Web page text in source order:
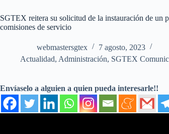
SGTEX reitera su solicitud de la instauración de un
comisiones de servicio
webmastersgtex
7 agosto, 2023
Actualidad, Administración, SGTEX
Envíaselo a alguien a quien pueda interesarle!!